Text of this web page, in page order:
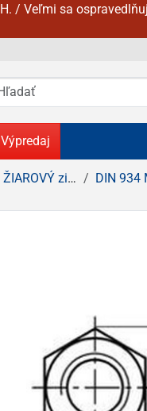
/ Veľmi sa
Výpredaj
zinok DIN 934